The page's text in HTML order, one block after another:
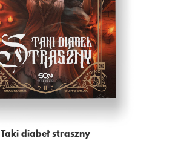
Taki diabeł straszny